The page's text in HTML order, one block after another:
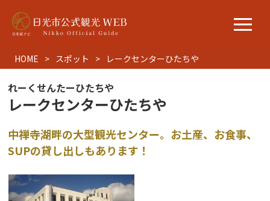
HOME スポット レークセンターひたちや
れーくせんたーひたちや
レークセンターひたちや
中禅寺湖畔の大型観光センター。お土産、お食事、
SUPの貸し出しもあります！